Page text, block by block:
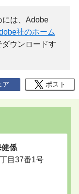
には、Adobe
社のホーム
ウンロードす
ア ポスト
健係
目37番1号